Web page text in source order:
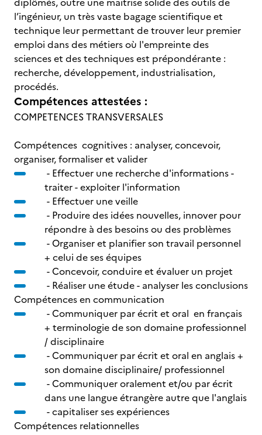
l’ingénieur, un très vaste bagage scientifique et
technique leur permettant de trouver leur premier
emploi dans des métiers où l'empreinte des
sciences et des techniques est prépondérante :
recherche, développement, industrialisation,
procédés.
Compétences attestées :
COMPETENCES TRANSVERSALES
Compétences cognitives : analyser, concevoir,
organiser, formaliser et valider
- Effectuer une recherche d'informations -
traiter - exploiter l'information
- Effectuer une veille
- Produire des idées nouvelles, innover pour
répondre à des besoins ou des problèmes
- Organiser et planifier son travail personnel
+ celui de ses équipes
- Concevoir, conduire et évaluer un projet
- Réaliser une étude - analyser les conclusions
Compétences en communication
- Communiquer par écrit et oral en français
+ terminologie de son domaine professionnel
/ disciplinaire
- Communiquer par écrit et oral en anglais +
son domaine disciplinaire/ professionnel
- Communiquer oralement et/ou par écrit
dans une langue étrangère autre que l'anglais
- capitaliser ses expériences
Compétences relationnelles